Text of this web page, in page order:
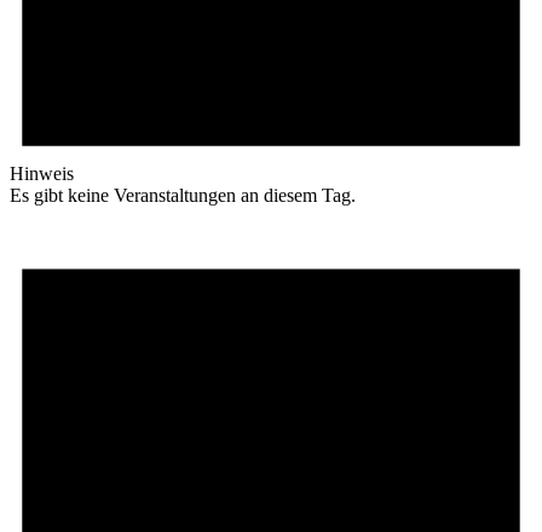
Hinweis
Es gibt keine Veranstaltungen an diesem Tag.